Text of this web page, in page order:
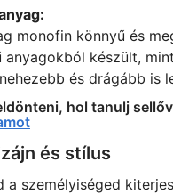
monofin könnyű és
anyagokból készült,
és drágább is
hol tanulj
és stílus
a személyiséged